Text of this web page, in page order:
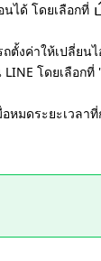
ได้ โดยเลือกที่
ตั้งค่าให้เปลี่ยน
โดยเลือกที่
หมดระยะเวลา